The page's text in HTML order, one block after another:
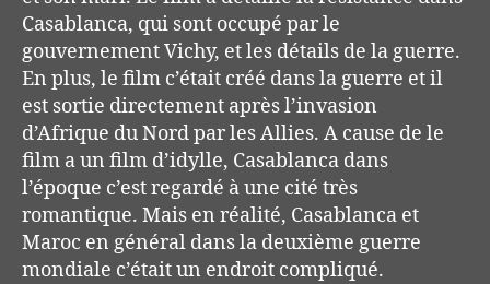
Casablanca, qui sont occupé par le
gouvernement Vichy, et les détails de la guerre.
En plus, le film c’était créé dansla guerre et il
est sortie directement aprèsl’invasion
d’Afrique du Nord par les Allies. A cause de le
film a un film d’idylle, Casablanca dans
l’époque c’est regardé à une cité très
romantique. Mais en réalité, Casablanca et
Maroc en général dans la deuxième guerre
mondiale c’étaitun endroit compliqué.